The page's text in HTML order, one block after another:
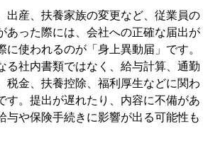
場合
の場合
変更の場合
亡・家族構成変更の場合
出期限・タイミング
速やかに提出するのが原則
出産、扶養家族の変更など、従業員の
あった際には、会社への正確な届出が
に使われるのが「身上異動届」です。
る社内書類ではなく、給与計算、通勤
税金、扶養控除、福利厚生などに関わ
す。提出が遅れたり、内容に不備があ
与や保険手続きに影響が出る可能性も